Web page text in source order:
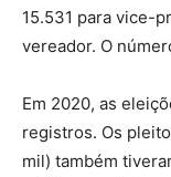
15.531 para vice-
vereador. O
Em 2020, as
registros. Os
mil) também